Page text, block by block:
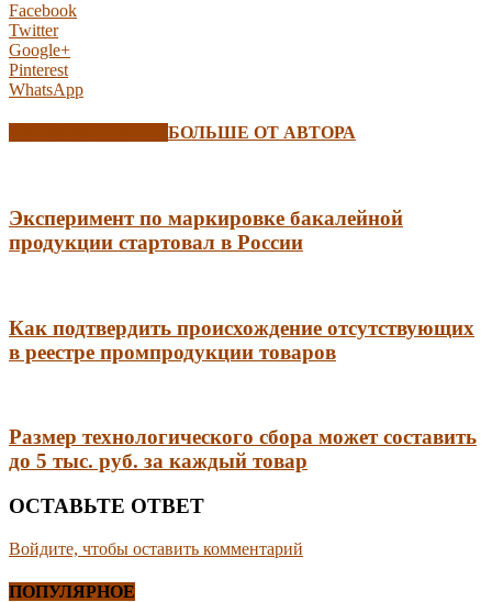
Facebook
Twitter
Google+
Pinterest
WhatsApp
БОЛЬШЕ ОТ АВТОРА
Эксперимент по маркировке бакалейной
продукции стартовал в России
Как подтвердить происхождение отсутствующих
в реестре промпродукции товаров
Размер технологического сбора может составить
до 5 тыс. руб. за каждый товар
ОСТАВЬТЕ ОТВЕТ
Войдите, чтобы оставить комментарий
ПОПУЛЯРНОЕ